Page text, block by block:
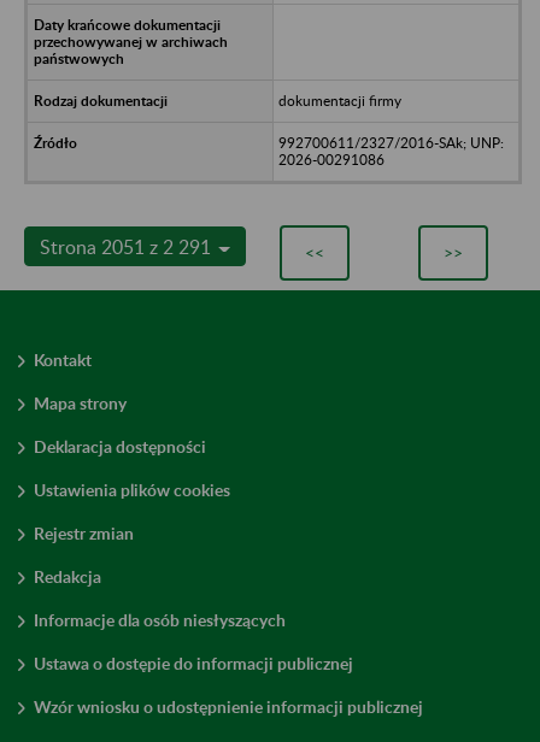
dokumentacji firmy
992700611/2327/2016-SAk; UNP:
2026-00291086
Strona 2051 z 2 291 << >>
Kontakt
Mapa strony
Deklaracja dostępności
Ustawienia plików cookies
Rejestr zmian
Redakcja
Informacje dla osób niesłyszących
Ustawa o dostępie do informacji publicznej
Wzór wniosku o udostępnienie informacji publicznej